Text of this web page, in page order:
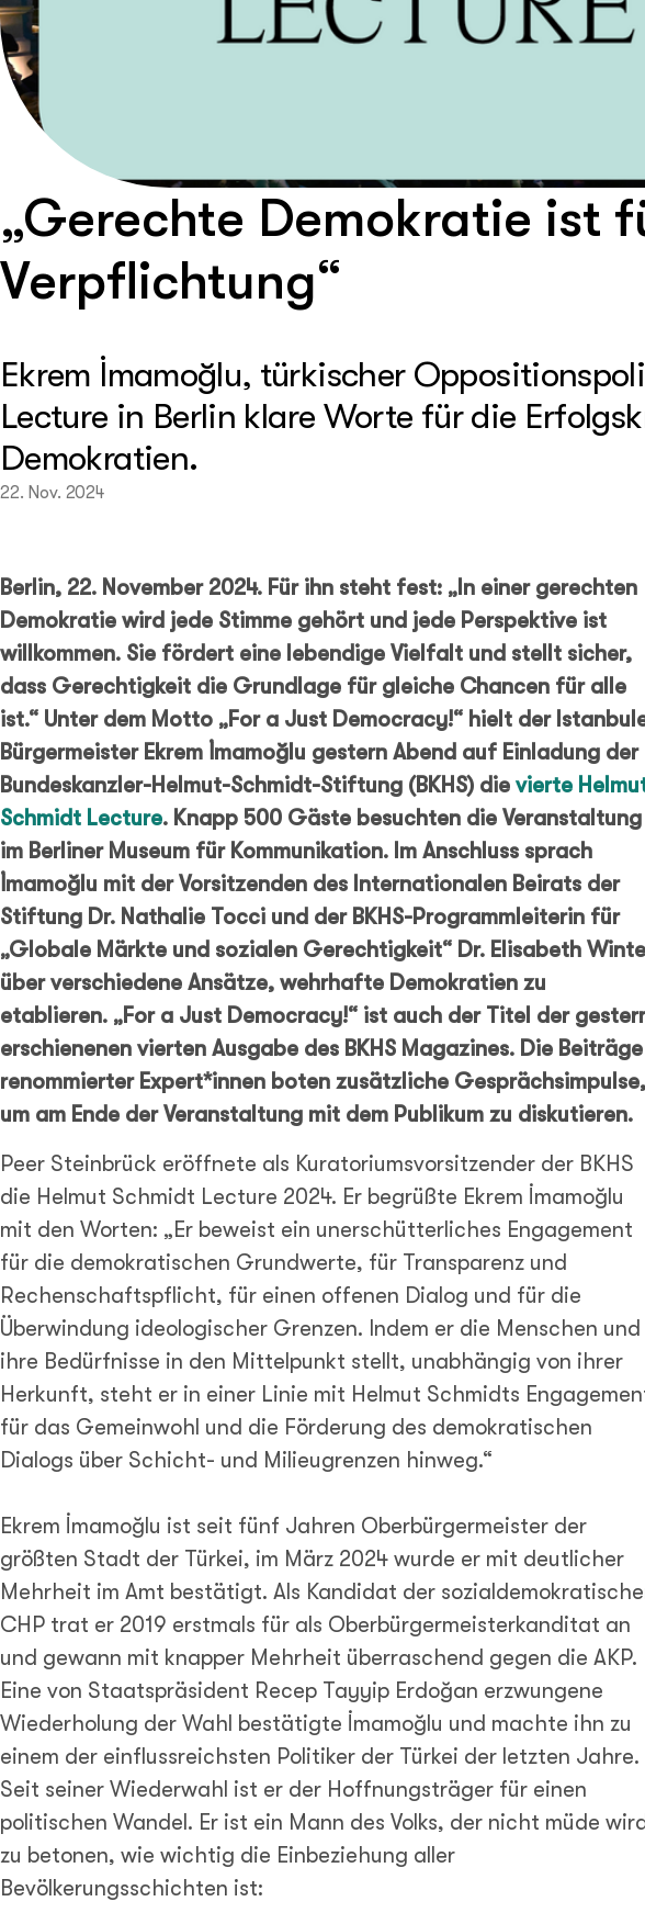
„Gerechte Demokratie ist
Verpflichtung“
Ekrem İmamoğlu, türkischer
Lecture in Berlin klare Worte für die
Demokratien.
22. Nov. 2024
Berlin, 22. November 2024. Für ihn steht fest: „In einer gerechten
Demokratie wird jede Stimme gehört und jede Perspektive ist
willkommen. Sie fördert eine lebendige Vielfalt und stellt sicher,
dass Gerechtigkeit die Grundlage für gleiche Chancen für alle
ist.“ Unter dem Motto „For a Just Democracy!“ hielt der
Bürgermeister Ekrem İmamoğlu gestern Abend auf Einladung der
Bundeskanzler-Helmut-Schmidt-Stiftung (BKHS) die vierte
Schmidt Lecture. Knapp 500 Gäste besuchten die Veranstaltung
im Berliner Museum für Kommunikation. Im Anschluss sprach
İmamoğlu mit der Vorsitzenden des Internationalen Beirats der
Stiftung Dr. Nathalie Tocci und der BKHS-Programmleiterin für
„Globale Märkte und sozialen Gerechtigkeit“ Dr. Elisabeth
über verschiedene Ansätze, wehrhafte Demokratien zu
etablieren. „For a Just Democracy!“ ist auch der Titel der
erschienenen vierten Ausgabe des BKHS Magazines. Die Beiträge
renommierter Expert*innen boten zusätzliche Gesprächsimpulse,
um am Ende der Veranstaltung mit dem Publikum zu diskutieren.
Peer Steinbrück eröffnete als Kuratoriumsvorsitzender der BKHS
die Helmut Schmidt Lecture 2024. Er begrüßte Ekrem İmamoğlu
mit den Worten: „Er beweist ein unerschütterliches Engagement
für die demokratischen Grundwerte, für Transparenz und
Rechenschaftspflicht, für einen offenen Dialog und für die
Überwindung ideologischer Grenzen. Indem er die Menschen und
ihre Bedürfnisse in den Mittelpunkt stellt, unabhängig von ihrer
Herkunft, steht er in einer Linie mit Helmut Schmidts
für das Gemeinwohl und die Förderung des demokratischen
Dialogs über Schicht- und Milieugrenzen hinweg.“
Ekrem İmamoğlu ist seit fünf Jahren Oberbürgermeister der
größten Stadt der Türkei, im März 2024 wurde er mit deutlicher
Mehrheit im Amt bestätigt. Als Kandidat der
CHP trat er 2019 erstmals für als Oberbürgermeisterkanditat an
und gewann mit knapper Mehrheit überraschend gegen die AKP.
Eine von Staatspräsident Recep Tayyip Erdoğan erzwungene
Wiederholung der Wahl bestätigte İmamoğlu und machte ihn zu
einem der einflussreichsten Politiker der Türkei der letzten Jahre.
Seit seiner Wiederwahl ist er der Hoffnungsträger für einen
politischen Wandel. Er ist ein Mann des Volks, der nicht müde wird
zu betonen, wie wichtig die Einbeziehung aller
Bevölkerungsschichten ist: